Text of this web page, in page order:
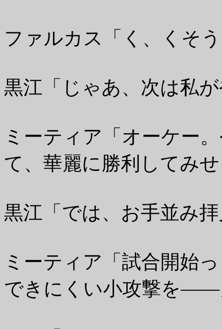
ファルカス「く、くそ
黒江「じゃあ、次は私
ミーティア「オーケー
て、華麗に勝利してみ
黒江「では、お手並み
ミーティア「試合開始
できにくい小攻撃を